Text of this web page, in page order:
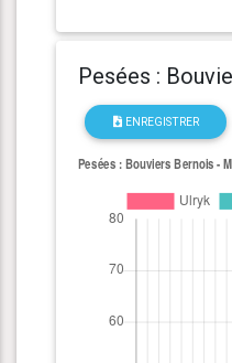
Pesées :
ENREGISTRER